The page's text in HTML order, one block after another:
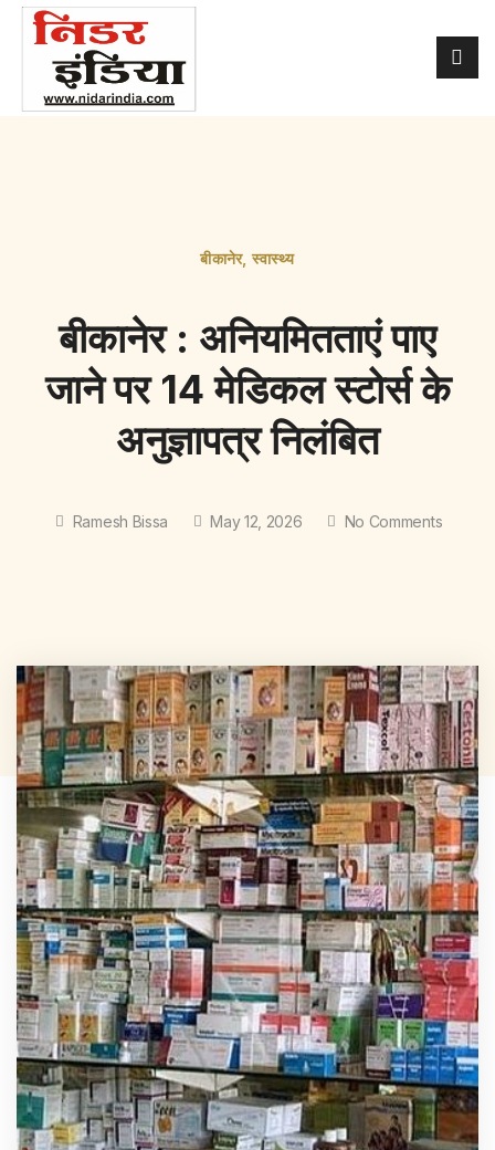
बीकानेर,स्वास्थ्य
बीकानेर : अनियमितताएं पाए
जाने पर 14 मेडिकल स्टोर्स के
अनुज्ञापत्र निलंबित
Ramesh Bissa May 12, 2026 No Comments